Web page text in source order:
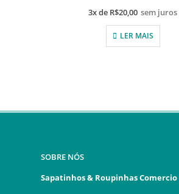
3x de R$20,00 sem juros
LER MAIS
SOBRE NÓS
Sapatinhos & Roupinhas